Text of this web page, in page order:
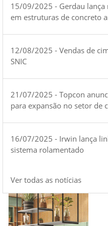
15/09/2025 - Gerdau
em estruturas de concreto
12/08/2025 - Vendas de
SNIC
21/07/2025 - Topcon
para expansão no setor de
16/07/2025 - Irwin lança
sistema rolamentado
Ver todas as notícias